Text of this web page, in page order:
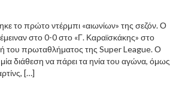
το πρώτο ντέρμπι «αιωνίων» της σεζόν. Ο
στο 0-0 στο «Γ. Καραϊσκάκης» στο
του πρωταθλήματος της Super League. Ο
διάθεση να πάρει τα ηνία του αγώνα, όμως
[…]